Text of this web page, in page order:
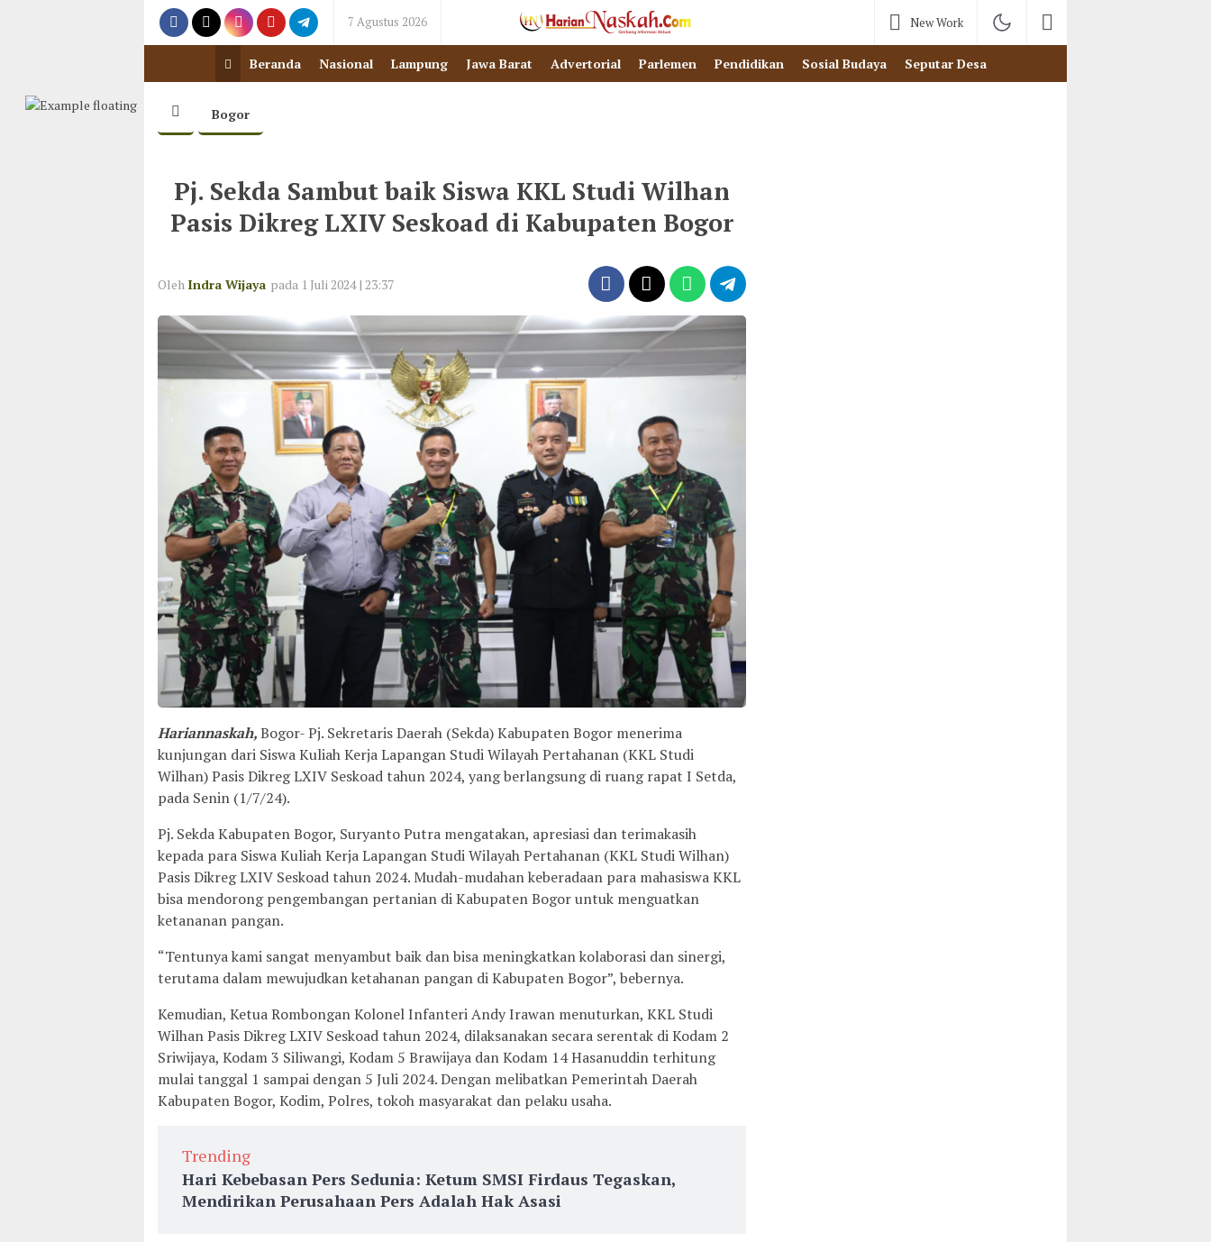
7 Agustus 2026 New Work
Beranda Nasional Lampung Jawa Barat Advertorial Parlemen Pendidikan Sosial Budaya Seputar Desa
Bogor
Pj. Sekda Sambut baik Siswa KKL Studi Wilhan
Pasis Dikreg LXIV Seskoad di Kabupaten Bogor
Oleh Indra Wijaya pada 1 Juli 2024 | 23:37
Hariannaskah,Bogor- Pj. Sekretaris Daerah (Sekda) Kabupaten Bogor menerima
kunjungan dari Siswa Kuliah Kerja Lapangan Studi Wilayah Pertahanan (KKL Studi
Wilhan) Pasis Dikreg LXIV Seskoad tahun 2024, yang berlangsung di ruang rapat I Setda,
pada Senin (1/7/24).
Pj. Sekda Kabupaten Bogor, Suryanto Putra mengatakan, apresiasi dan terimakasih
kepada para Siswa Kuliah Kerja Lapangan Studi Wilayah Pertahanan (KKL Studi Wilhan)
Pasis Dikreg LXIV Seskoad tahun 2024. Mudah-mudahan keberadaan para mahasiswa KKL
bisa mendorong pengembangan pertanian di Kabupaten Bogor untuk menguatkan
ketananan pangan.
“Tentunya kami sangat menyambut baik dan bisa meningkatkan kolaborasi dan sinergi,
terutama dalam mewujudkan ketahanan pangan di Kabupaten Bogor”, bebernya.
Kemudian, Ketua Rombongan Kolonel Infanteri Andy Irawan menuturkan, KKL Studi
Wilhan Pasis Dikreg LXIV Seskoad tahun 2024, dilaksanakan secara serentak di Kodam 2
Sriwijaya, Kodam 3 Siliwangi, Kodam 5 Brawijaya dan Kodam 14 Hasanuddin terhitung
mulai tanggal 1 sampai dengan 5 Juli 2024. Dengan melibatkan Pemerintah Daerah
Kabupaten Bogor, Kodim, Polres, tokoh masyarakat dan pelaku usaha.
Trending
Hari Kebebasan Pers Sedunia: Ketum SMSI Firdaus Tegaskan,
Mendirikan Perusahaan Pers Adalah Hak Asasi